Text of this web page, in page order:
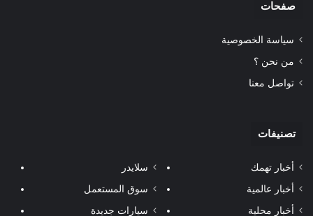
صفحات
سياسة الخصوصية
من نحن ؟
تواصل معنا
تصنيفات
أخبار تهمك
أخبار عالمية
أخبار محلية
سلايدر
سوق المستعمل
سيارات جديدة